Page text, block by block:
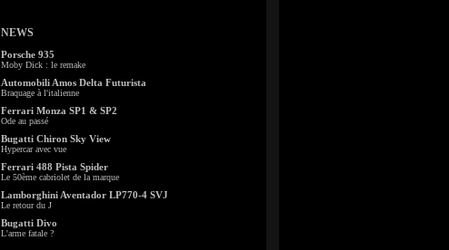
NEWS
Porsche 935
Moby Dick : le remake
Automobili Amos Delta Futurista
Braquage à l'italienne
Ferrari Monza SP1 & SP2
Ode au passé
Bugatti Chiron Sky View
Hypercar avec vue
Ferrari 488 Pista Spider
Le 50ème cabriolet de la marque
Lamborghini Aventador LP770-4 SVJ
Le retour du J
Bugatti Divo
L'arme fatale ?